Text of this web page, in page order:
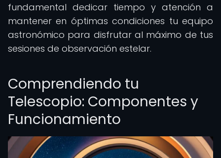
fundamental dedicar tiempo y atención a
mantener en óptimas condiciones tu equipo
astronómico para disfrutar al máximo de tus
sesiones de observación estelar.
Comprendiendo tu
Telescopio: Componentes y
Funcionamiento